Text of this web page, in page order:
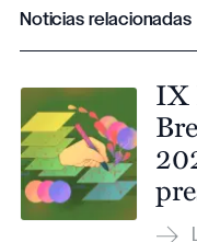
Noticias relacionadas
IX